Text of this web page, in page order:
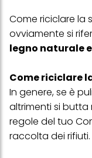
Come riciclare la
ovviamente si
legno naturale
Come riciclare
In genere, se è
altrimenti si butta
regole del tuo
raccolta dei rifiuti.